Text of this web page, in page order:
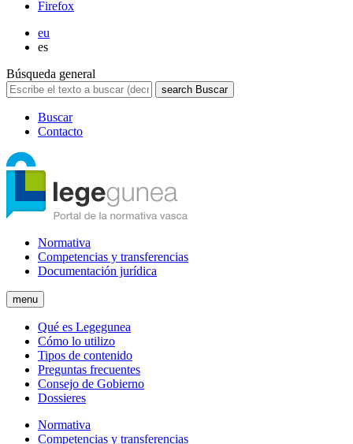
Firefox
eu
es
Búsqueda general
search Buscar
Buscar
Contacto
Normativa
Competencias y transferencias
Documentación jurídica
menu
Qué es Legegunea
Cómo lo utilizo
Tipos de contenido
Preguntas frecuentes
Consejo de Gobierno
Dossieres
Normativa
Competencias y transferencias